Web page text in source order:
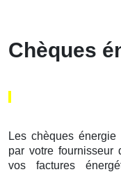
Chèques
Les chèques
par votre fournisseur
vos factures